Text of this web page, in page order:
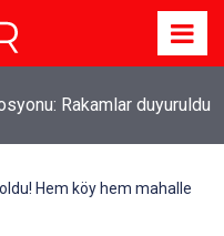
Rakamlar duyuruldu
mahalle hayatı iç içe!
Hem köy hem mahalle